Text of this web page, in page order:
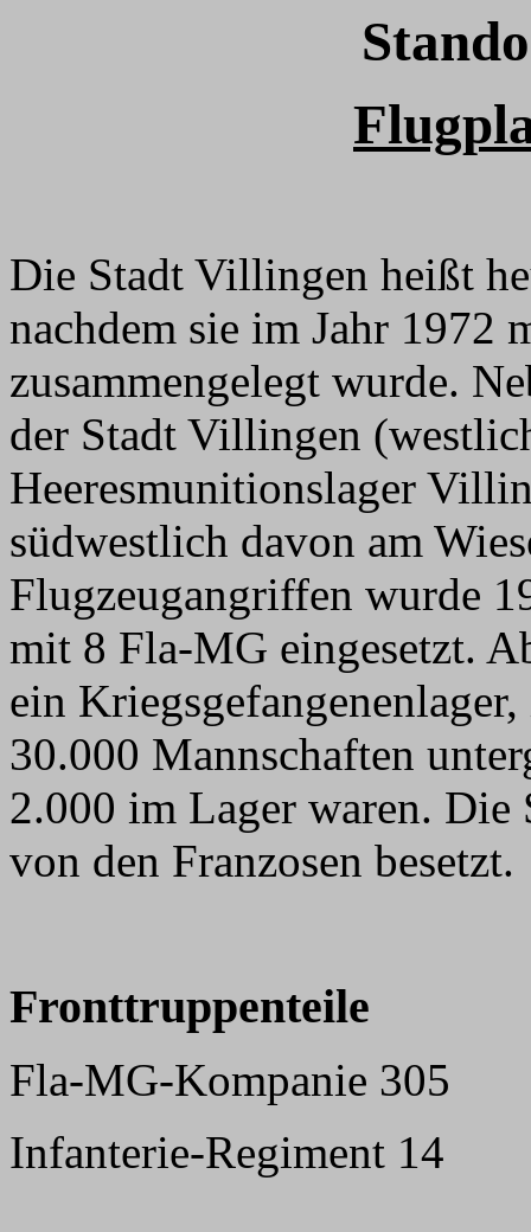
Die Stadt Villingen heißt
nachdem sie im Jahr 1972
zusammengelegt wurde.
der Stadt Villingen
Heeresmunitionslager
südwestlich davon am
Flugzeugangriffen wurde
mit 8 Fla-MG eingesetzt.
ein
30.000 Mannschaften
2.000 im Lager waren.
von den Franzosen besetzt.
Fronttruppenteile
Fla-MG-Kompanie 305
Infanterie-Regiment 14